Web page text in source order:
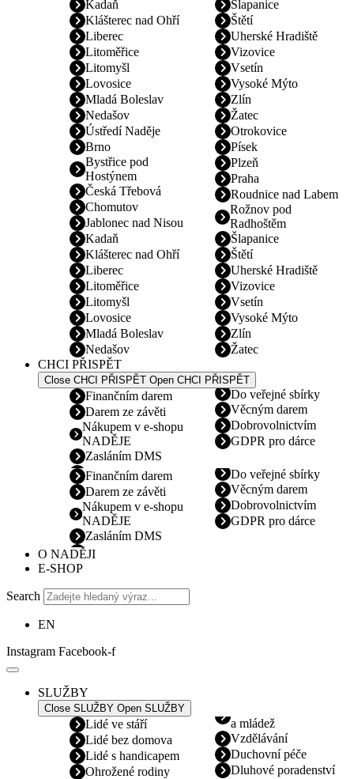
Kadaň
Klášterec nad Ohří
Liberec
Litoměřice
Litomyšl
Lovosice
Mladá Boleslav
Nedašov
Šlapanice
Štětí
Uherské Hradiště
Vizovice
Vsetín
Vysoké Mýto
Zlín
Žatec
Ústředí Naděje
Brno
Bystřice pod
Hostýnem
Česká Třebová
Chomutov
Jablonec nad Nisou
Kadaň
Klášterec nad Ohří
Liberec
Litoměřice
Litomyšl
Lovosice
Mladá Boleslav
Nedašov
Otrokovice
Písek
Plzeň
Praha
Roudnice nad Labem
Rožnov pod
Radhoštěm
Šlapanice
Štětí
Uherské Hradiště
Vizovice
Vsetín
Vysoké Mýto
Zlín
Žatec
CHCI PŘISPĚT
Close CHCI PŘISPĚT Open CHCI PŘISPĚT
Finančním darem
Darem ze závěti
Nákupem v e-shopu
NADĚJE
Zasláním DMS
Do veřejné sbírky
Věcným darem
Dobrovolnictvím
GDPR pro dárce
Finančním darem
Darem ze závěti
Nákupem v e-shopu
NADĚJE
Zasláním DMS
Do veřejné sbírky
Věcným darem
Dobrovolnictvím
GDPR pro dárce
O NADĚJI
E-SHOP
Search
EN
Instagram Facebook-f
SLUŽBY
Close SLUŽBY Open SLUŽBY
Lidé ve stáří
Lidé bez domova
Lidé s handicapem
Ohrožené rodiny
a mládež
Vzdělávání
Duchovní péče
Dluhové poradenství